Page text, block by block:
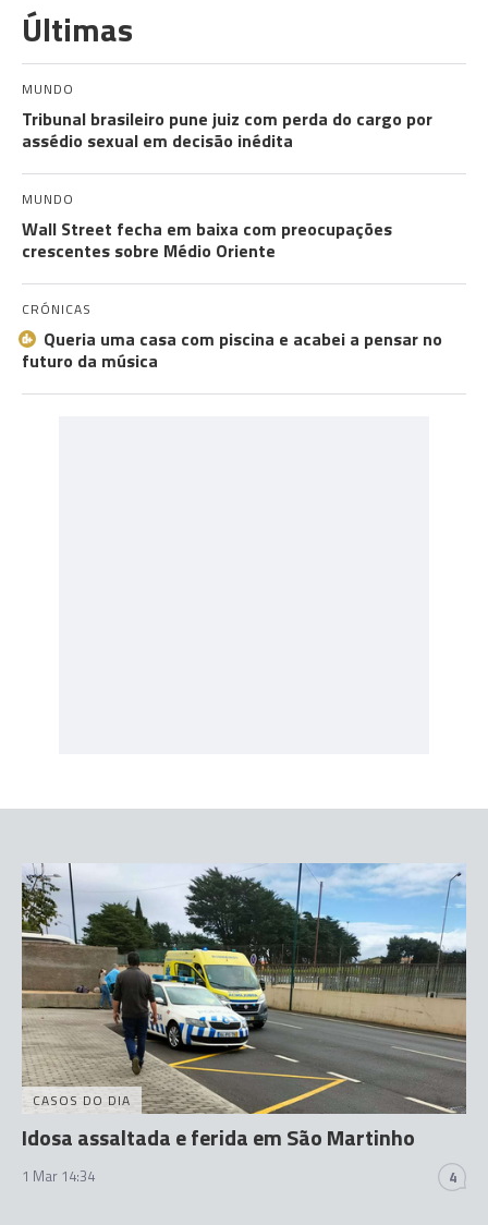
Últimas
MUNDO
Tribunal brasileiro pune juiz com perda do cargo por
assédio sexual em decisão inédita
MUNDO
Wall Street fecha em baixa com preocupações
crescentes sobre Médio Oriente
CRÓNICAS
Queria uma casa com piscina e acabei a pensar no
futuro da música
CASOS DO DIA
Idosa assaltada e ferida em São Martinho
1 Mar 14:34 4